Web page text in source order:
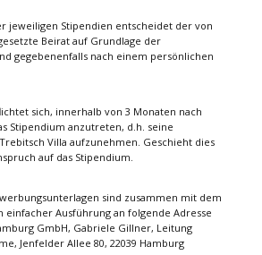
jeweiligen Stipendien entscheidet der von
Beirat auf Grundlage der
gegebenenfalls nach einem persönlichen
sich, innerhalb von 3 Monaten nach
Stipendium anzutreten, d.h. seine
Villa aufzunehmen. Geschieht dies
auf das Stipendium.
sind zusammen mit dem
einfacher Ausführung an folgende Adresse
GmbH, Gabriele Gillner, Leitung
Jenfelder Allee 80, 22039 Hamburg